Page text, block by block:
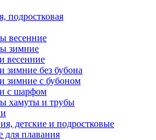
подростковая
весенние
зимние
весенние
зимние без бубона
зимние с бубоном
с шарфом
хамуты и трубы
детские и подростковые
для плавания